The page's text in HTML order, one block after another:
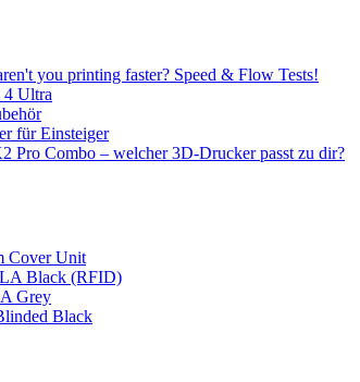
you printing faster? Speed & Flow Tests!
4 Ultra
für Einsteiger
Pro Combo – welcher 3D-Drucker passt zu dir?
Cover Unit
Black (RFID)
Grey
Black